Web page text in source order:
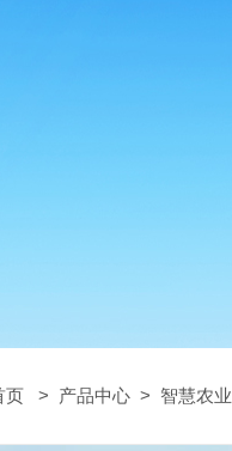
页 > 产品中心 > 智慧农业